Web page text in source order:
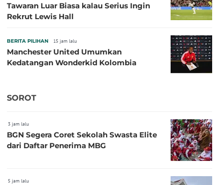
Tawaran Luar Biasa kalau Serius Ingin
Rekrut Lewis Hall
BERITA PILIHAN 15 jam lalu
Manchester United Umumkan
Kedatangan Wonderkid Kolombia
SOROT
3 jam lalu
BGN Segera Coret Sekolah Swasta Elite
dari Daftar Penerima MBG
5 jam lalu